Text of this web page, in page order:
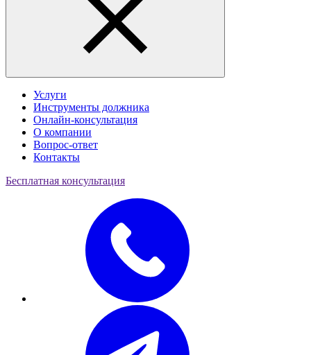
Услуги
Инструменты должника
Онлайн-консультация
О компании
Вопрос-ответ
Контакты
Бесплатная консультация